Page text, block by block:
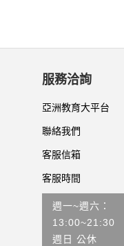
服務洽詢
亞洲教育大平台
聯絡我們
客服信箱
客服時間
週一~週六：
13:00~21:30
週日 公休